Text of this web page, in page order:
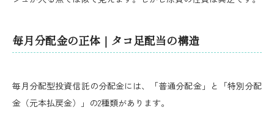
毎月分配金の正体｜タコ足配当の構造
毎月分配型投資信託の分配金には、「普通分配金」と「特別分配
金（元本払戻金）」の2種類があります。